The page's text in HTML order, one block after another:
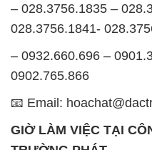
– 028.3756.1835 –
028.3756.1841-
– 0932.660.696 –
0902.765.866
📧 Email:
GIỜ LÀM VIỆC TẠI